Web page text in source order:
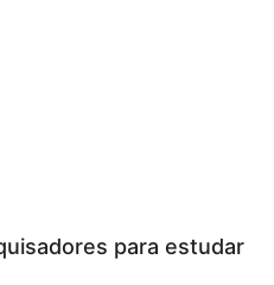
para estudar